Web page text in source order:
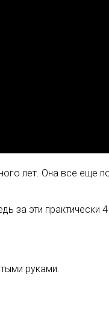
лет. Она все еще
за эти практически
руками.